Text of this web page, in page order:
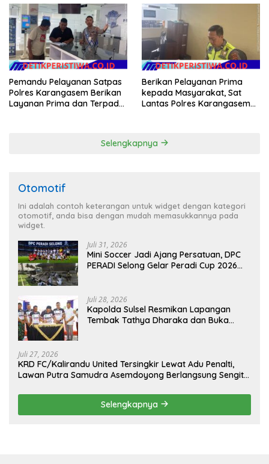
Kementan Pascabanjir di
Aceh
Pemandu Pelayanan Satpas
Polres Karangasem Berikan
Layanan Prima dan Terpadu
Berikan Pelayanan Prima
kepada Masyarakat, Sat
Lantas Polres Karangasem
Selengkapnya
Otomotif
Ini adalah contoh keterangan untuk widget dengan kategori
otomotif, anda bisa dengan mudah memasukkannya pada
widget.
Juli 31, 2026
Mini Soccer Jadi Ajang Persatuan, DPC
PERADI Selong Gelar Peradi Cup 2026
Juli 28, 2026
Kapolda Sulsel Resmikan Lapangan
Tembak Tathya Dharaka dan Buka
Juli 27, 2026
KRD FC/Kalirandu United Tersingkir Lewat Adu Penalti,
Lawan Putra Samudra Asemdoyong Berlangsung Sengit
Selengkapnya